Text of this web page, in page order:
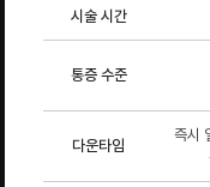
시술 시간
통증 수준
다운타임
즉시